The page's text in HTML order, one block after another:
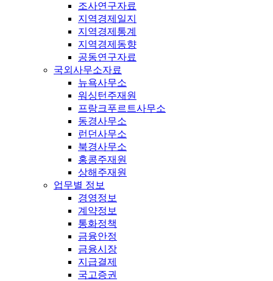
조사연구자료
지역경제일지
지역경제통계
지역경제동향
공동연구자료
국외사무소자료
뉴욕사무소
워싱턴주재원
프랑크푸르트사무소
동경사무소
런던사무소
북경사무소
홍콩주재원
상해주재원
업무별 정보
경영정보
계약정보
통화정책
금융안정
금융시장
지급결제
국고증권